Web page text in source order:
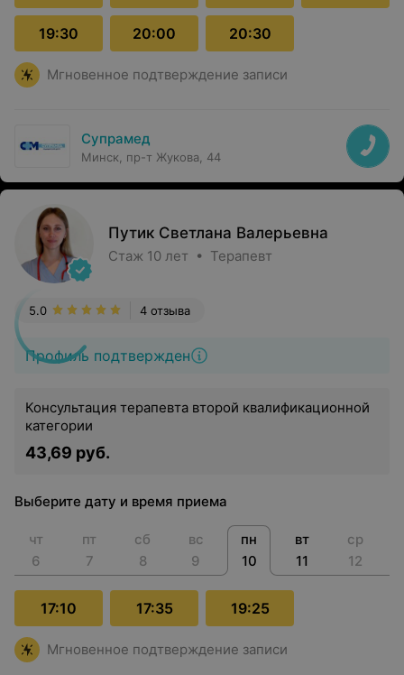
19:30 20:00 20:30
Мгновенное подтверждение записи
Супрамед
Минск, пр-т Жукова, 44
Путик Светлана Валерьевна
Стаж 10 лет • Терапевт
Профиль подтвержден
4 отзыва
5.0
Консультация терапевта второй квалификационной
категории
43,69 руб.
Выберите дату и время приема
чт
6
пт
7
сб
8
вс
9
пн
10
вт
11
ср
12
17:10 17:35 19:25
Мгновенное подтверждение записи